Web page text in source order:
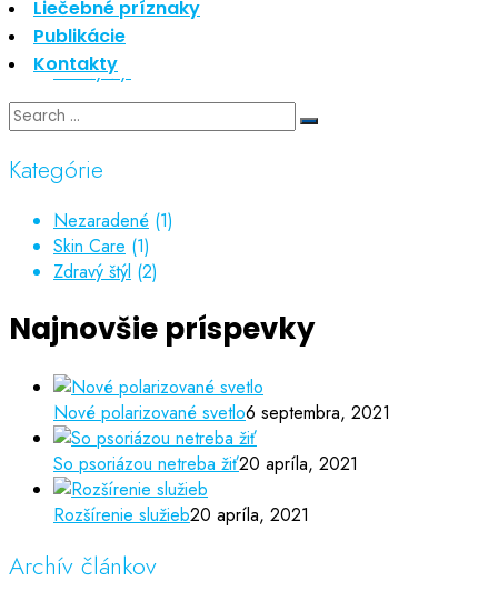
Liečebné príznaky
Publikácie
Kontakty
Nezaradené
Skin Care
Zdravý štýl
Kategórie
Nezaradené (1)
Skin Care (1)
Zdravý štýl (2)
Najnovšie príspevky
Nové polarizované svetlo6 septembra, 2021
So psoriázou netreba žiť20 apríla, 2021
Rozšírenie služieb20 apríla, 2021
Archív článkov